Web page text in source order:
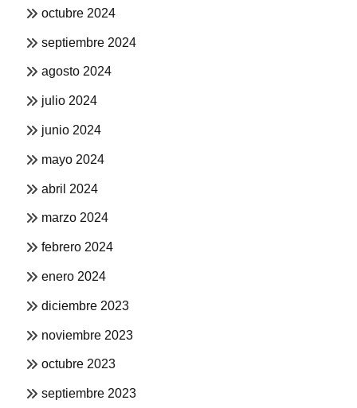
octubre 2024
septiembre 2024
agosto 2024
julio 2024
junio 2024
mayo 2024
abril 2024
marzo 2024
febrero 2024
enero 2024
diciembre 2023
noviembre 2023
octubre 2023
septiembre 2023